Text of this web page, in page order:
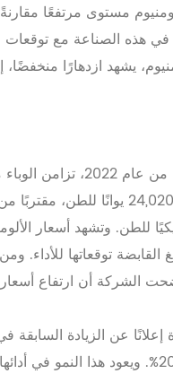
مستوى مرتفعًا مقارنةً
هذه الصناعة مع
يشهد ازدهارًا
وفقًا للبيانات
الشركة أن ارتفاع